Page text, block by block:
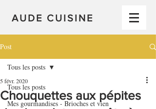
AUDE CUISINE
Post
Tous les posts
Mes gourmandises - Brioches et vien
Tous les posts
Chouquettes aux pépites
5 févr. 2020